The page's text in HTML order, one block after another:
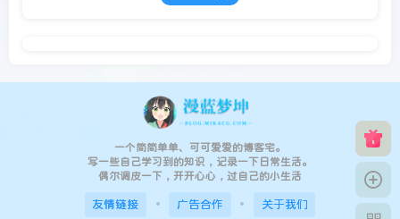
一个简简单单、可可爱爱的博客宅。
写一些自己学习到的知识，记录一下日常生活。
偶尔调皮一下，开开心心，过自己的小生活
友情链接 广告合作 关于我们